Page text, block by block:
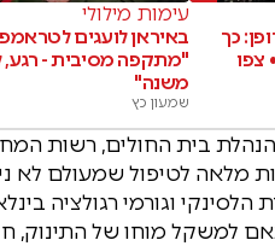
כך
צפו
עימות מילולי
באיראן לועגים
"מתקפה מסיבית - רגע,
משנה"
שמעון כץ
בית החולים, רשות
מלאה לטיפול שמעולם לא
וגורמי רגולציה
למשקל מוחו של התינוק,